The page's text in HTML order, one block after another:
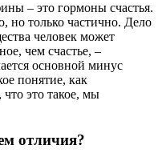
– это гормоны счастья.
но только частично. Дело
человек может
чем счастье, –
основной минус
понятие, как
это такое, мы
отличия?